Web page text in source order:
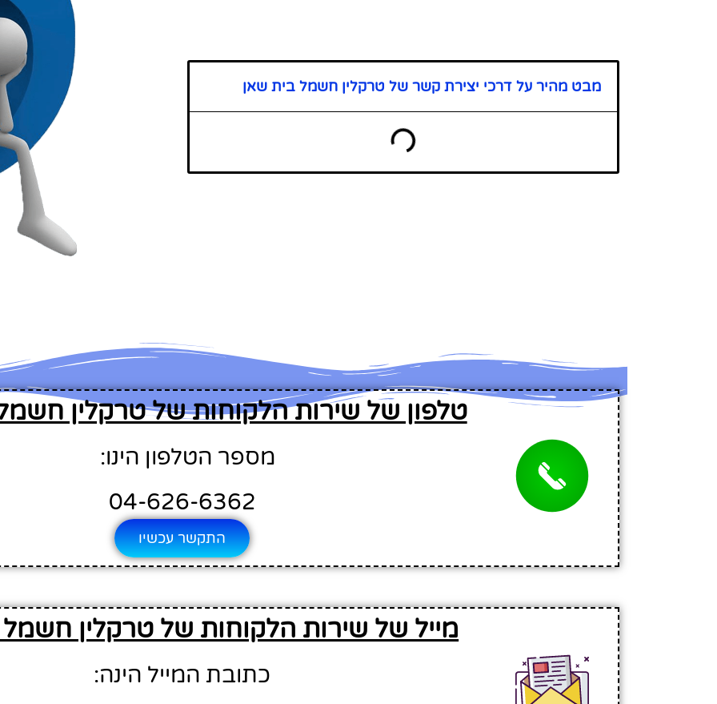
מבט מהיר על דרכי יצירת קשר של טרקלין חשמל בית שאן
טלפון של שירות הלקוחות של טרקלין
מספר הטלפון הינו:
04-626-6362
התקשר עכשיו
מייל של שירות הלקוחות של טרקלין
כתובת המייל הינה: